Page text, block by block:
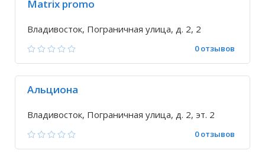
Matrix promo
Владивосток, Пограничная улица, д. 2, 2
0 отзывов
Альциона
Владивосток, Пограничная улица, д. 2, эт. 2
0 отзывов